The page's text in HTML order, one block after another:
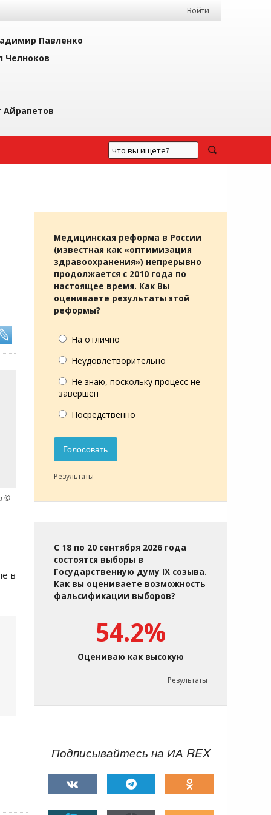
Войти
Павленко
Челноков
Айрапетов
©
в
Медицинская реформа в России
(известная как «оптимизация
здравоохранения») непрерывно
продолжается с 2010 года по
настоящее время. Как Вы
оцениваете результаты этой
реформы?
На отлично
Неудовлетворительно
Не знаю, поскольку процесс не
завершён
Посредственно
Голосовать
Результаты
С 18 по 20 сентября 2026 года
состоятся выборы в
Государственную думу IX созыва.
Как вы оцениваете возможность
фальсификации выборов?
54.2%
Оцениваю как высокую
Результаты
Подписывайтесь на ИА REX